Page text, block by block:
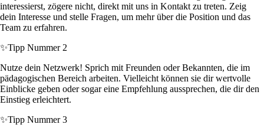
interessierst, zögere nicht, direkt mit uns in Kontakt zu treten. Zeig
dein Interesse und stelle Fragen, um mehr über die Position und das
Team zu erfahren.
✨Tipp Nummer 2
Nutze dein Netzwerk! Sprich mit Freunden oder Bekannten, die im
pädagogischen Bereich arbeiten. Vielleicht können sie dir wertvolle
Einblicke geben oder sogar eine Empfehlung aussprechen, die dir den
Einstieg erleichtert.
✨Tipp Nummer 3